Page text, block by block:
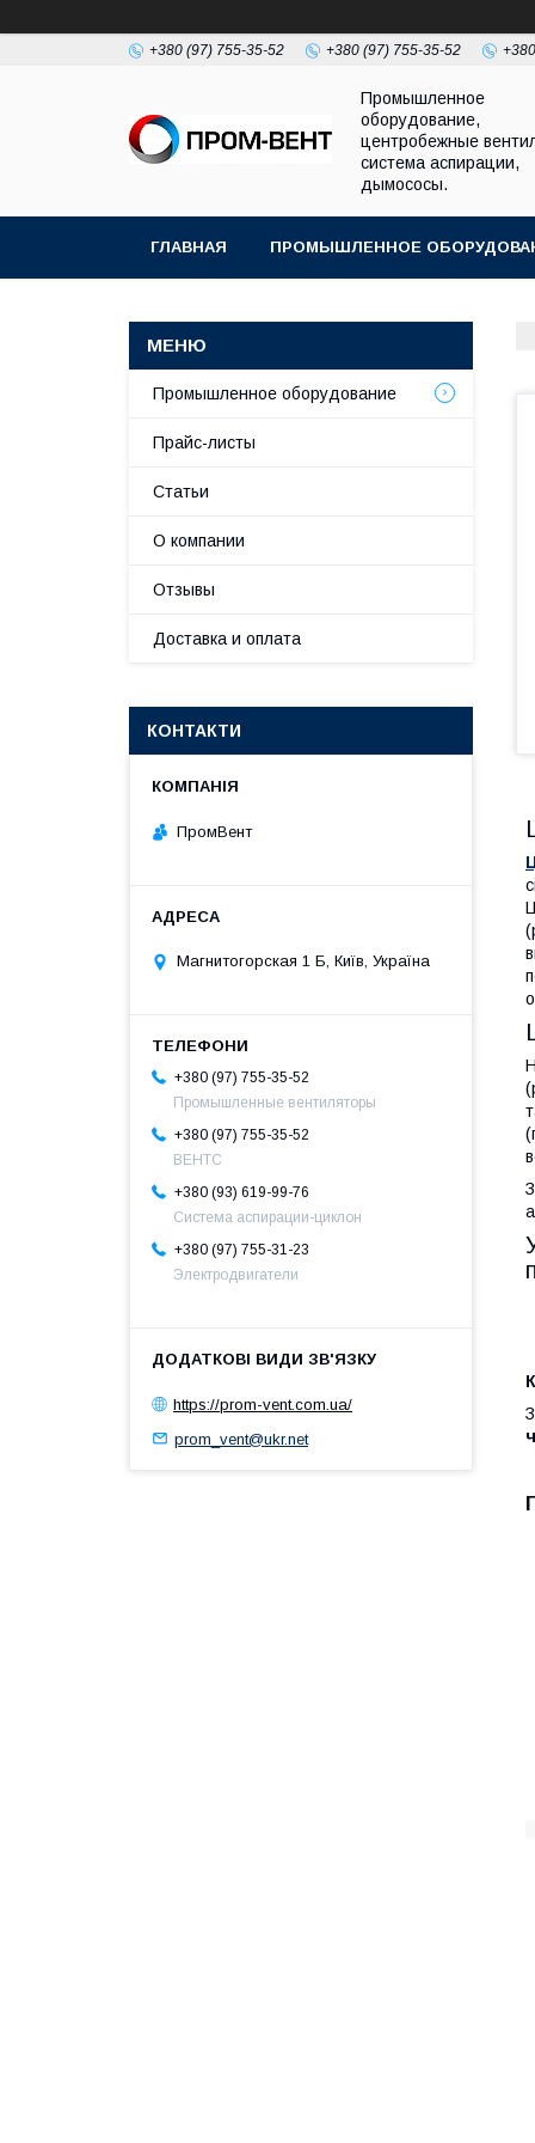
+380 (97) 755-35-52 +380 (97) 755-35-52
Промышленное
оборудование,
центробежные
система аспирации,
дымососы.
ГЛАВНАЯ ПРОМЫШЛЕННОЕ
Промышленное оборудование
Прайс-листы
Статьи
О компании
Отзывы
Доставка и оплата
КОНТАКТИ
ПромВент
Магнитогорская 1 Б, Київ, Україна
+380 (97) 755-35-52
Промышленные вентиляторы
+380 (97) 755-35-52
ВЕНТС
+380 (93) 619-99-76
Система аспирации-циклон
+380 (97) 755-31-23
Электродвигатели
https://prom-vent.com.ua/
prom_vent@ukr.net